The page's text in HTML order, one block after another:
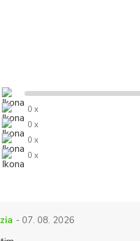
0 x
0 x
0 x
0 x
- 07. 08. 2026